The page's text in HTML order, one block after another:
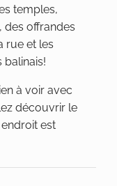
temples,
des offrandes
rue et les
balinais!
à voir avec
découvrir le
est